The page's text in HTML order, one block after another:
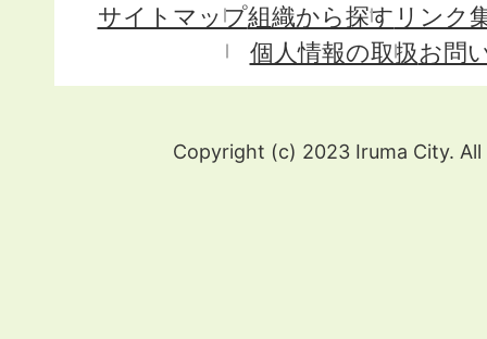
サイトマップ組織から探す リンク
個人情報の取扱お問
Copyright (c) 2023 Iruma City. All